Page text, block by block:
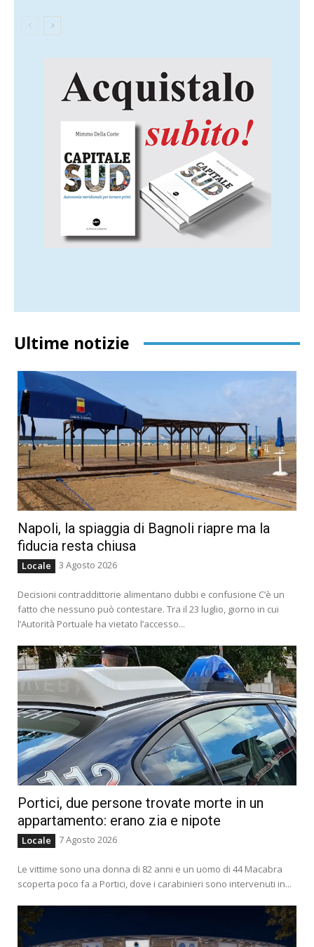
Ultime notizie
Napoli, la spiaggia di Bagnoli riapre ma la
fiducia resta chiusa
Locale 3 Agosto 2026
Decisioni contraddittorie alimentano dubbi e confusione C’è un
fatto che nessuno può contestare. Tra il 23 luglio, giorno in cui
l’Autorità Portuale ha vietato l’accesso...
Portici, due persone trovate morte in un
appartamento: erano zia e nipote
Locale 7 Agosto 2026
Le vittime sono una donna di 82 anni e un uomo di 44 Macabra
scoperta poco fa a Portici, dove i carabinieri sono intervenuti in...